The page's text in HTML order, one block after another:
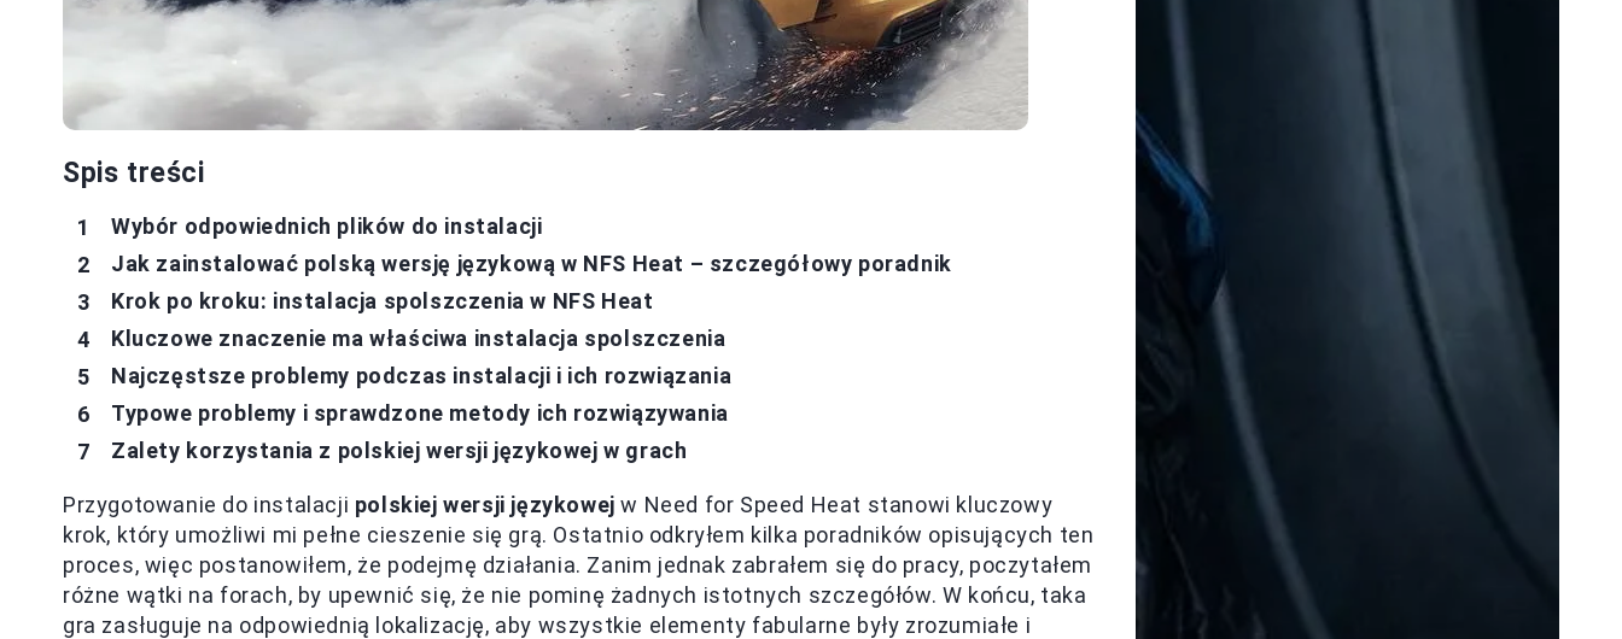
Spis treści
Wybór odpowiednich plików do instalacji
Jak zainstalować polską wersję językową w NFS Heat – szczegółowy poradnik
Krok po kroku: instalacja spolszczenia w NFS Heat
Kluczowe znaczenie ma właściwa instalacja spolszczenia
Najczęstsze problemy podczas instalacji i ich rozwiązania
Typowe problemy i sprawdzone metody ich rozwiązywania
Zalety korzystania z polskiej wersji językowej w grach
Przygotowanie do instalacji polskiej wersji językowej w Need for Speed Heat stanowi kluczowy
krok, który umożliwi mi pełne cieszenie się grą. Ostatnio odkryłem kilka poradników opisujących ten
proces, więc postanowiłem, że podejmę działania. Zanim jednak zabrałem się do pracy, poczytałem
różne wątki na forach, by upewnić się, że nie pominę żadnych istotnych szczegółów. W końcu, taka
gra zasługuje na odpowiednią lokalizację, aby wszystkie elementy fabularne były zrozumiałe i